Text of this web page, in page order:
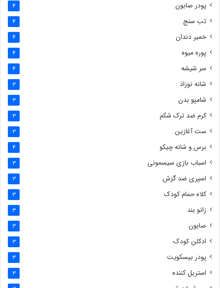
پودر صابون 4
تب سنج 4
خمیر دندان 4
پوره میوه 4
سر شیشه 4
شانه نوزاذ 3
شامپو بدن 3
کرم ضد ترک شکم 3
ست آغازین 3
برس و شانه چیکو 4
اسباب بازی سیسمونی 3
اسپری ضد گزش 3
کلاه حمام کودک 3
زانو بند 3
صابون 3
ادکلن کودک 3
پودر بیسکویت 3
استریل کننده 3